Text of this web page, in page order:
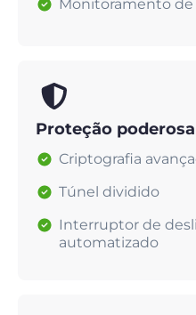
Monitoramento de
Proteção poderosa
Criptografia
Túnel dividido
Interruptor de
automatizado